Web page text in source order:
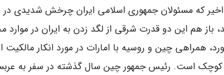
که مسئولان جمهوری اسلامی ایران چرخش شدیدی
باز هم این دو قدرت شرقی از لگد زدن به ایران در موارد
همراهی چین و روسیه با امارات در مورد انکار مالکیت
است. رئیس جمهور چین سال گذشته در سفر به